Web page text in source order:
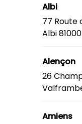
Albi
77 Route
Albi81000
Alençon
26
Amiens